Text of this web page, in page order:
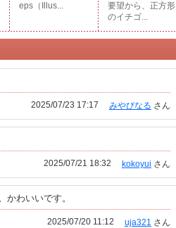
eps（Illus...
要望から、正方形
のイチゴ...
みやびなる さん
2025/07/23 17:17
kokoyui さん
2025/07/21 18:32
わいいです。
uja321 さん
2025/07/20 11:12